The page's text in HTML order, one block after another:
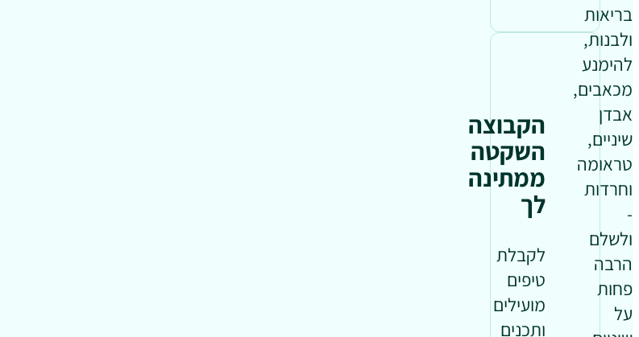
בריאות
ולבנות,
להימנע
מכאבים,
אבדן
שיניים,
טראומה
וחרדות
-
ולשלם
הרבה
פחות
על
הקבוצה
השקטה
ממתינה
לך
לקבלת
טיפים
מועילים
ותכנים